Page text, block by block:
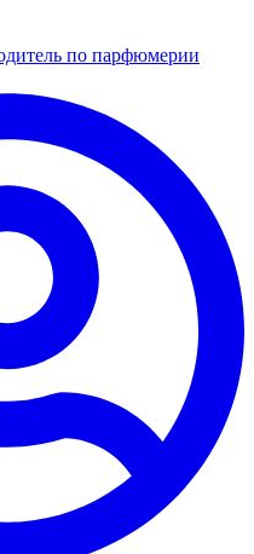
по парфюмерии